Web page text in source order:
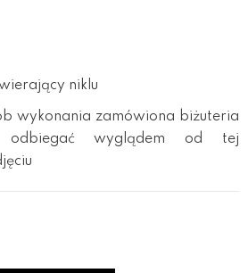
niklu
wykonania zamówiona biżuteria
odbiegać wyglądem od tej